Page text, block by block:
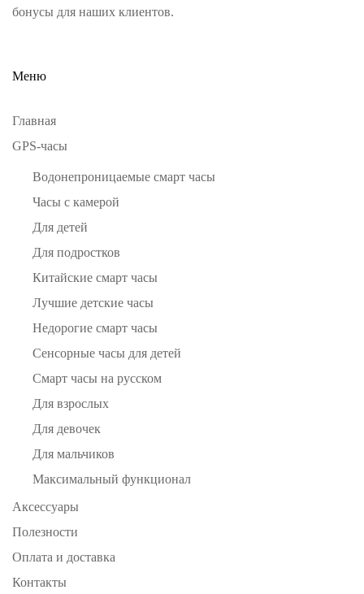
бонусы для наших клиентов.
Меню
Главная
GPS-часы
Водонепроницаемые смарт часы
Часы с камерой
Для детей
Для подростков
Китайские смарт часы
Лучшие детские часы
Недорогие смарт часы
Сенсорные часы для детей
Смарт часы на русском
Для взрослых
Для девочек
Для мальчиков
Максимальный функционал
Аксессуары
Полезности
Оплата и доставка
Контакты